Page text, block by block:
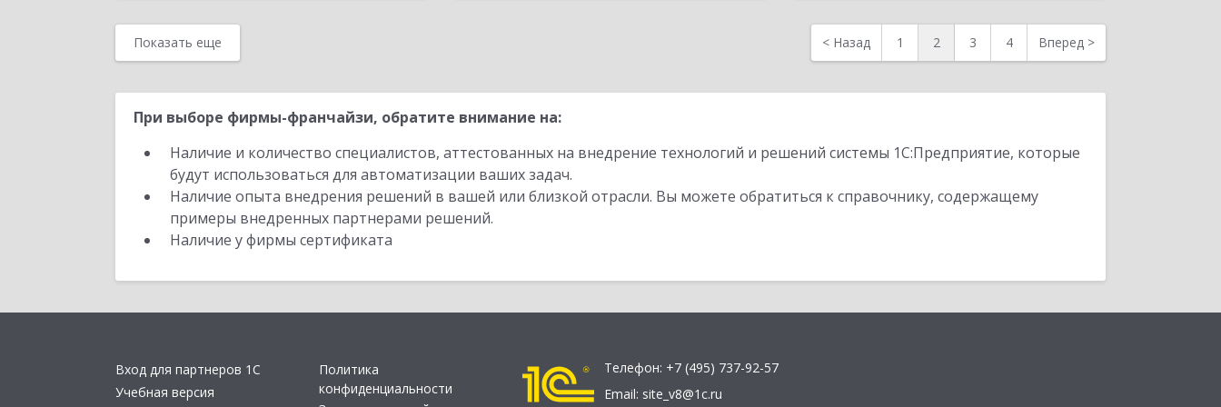
Показать еще < Назад 1 2 3 4 Вперед >
При выборе фирмы-франчайзи, обратите внимание на:
Наличие и количество специалистов, аттестованных на внедрение технологий и решений системы 1С:Предприятие, которые
будут использоваться для автоматизации ваших задач.
Наличие опыта внедрения решений в вашей или близкой отрасли. Вы можете обратиться к справочнику, содержащему
примеры внедренных партнерами решений.
Наличие у фирмы сертификата
Вход для партнеров 1С
Учебная версия
Политика
конфиденциальности
Телефон: +7 (495) 737-92-57
Email: site_v8@1c.ru